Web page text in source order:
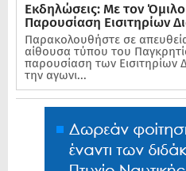
Εκδηλώσεις: Με τον
Παρουσίαση Εισιτηρίων
Παρακολουθήστε σε
αίθουσα τύπου του
παρουσίαση των Εισιτηρίων
την αγωνι...